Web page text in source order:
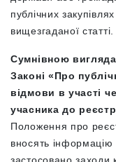
публічних
вищезгаданої статті.
Сумнівною
Законі «Про
відмови в участі
учасника до
Положення про
вносять